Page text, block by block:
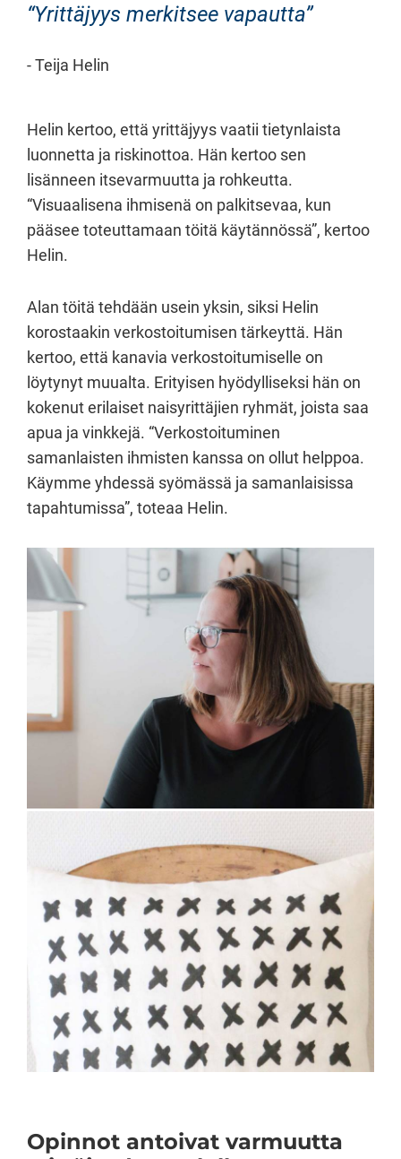
Yrittäjyys merkitsee vapautta
Teija Helin
Helin kertoo, että yrittäjyys vaatii tietynlaista
luonnetta ja riskinottoa. Hän kertoo sen
lisänneen itsevarmuutta ja rohkeutta.
“Visuaalisena ihmisenä on palkitsevaa, kun
pääsee toteuttamaan töitä käytännössä”, kertoo
Helin.
Alan töitä tehdään usein yksin, siksi Helin
korostaakin verkostoitumisen tärkeyttä. Hän
kertoo, että kanavia verkostoitumiselle on
löytynyt muualta. Erityisen hyödylliseksi hän on
kokenut erilaiset naisyrittäjien ryhmät, joista saa
apua ja vinkkejä. “Verkostoituminen
samanlaisten ihmisten kanssa on ollut helppoa.
Käymme yhdessä syömässä ja samanlaisissa
tapahtumissa”, toteaa Helin.
Opinnot antoivat varmuutta